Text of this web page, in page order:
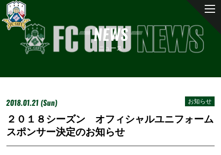
NEWS
ニュース
2018.01.21 (Sun) お知らせ
２０１８シーズン オフィシャルユニフォーム
スポンサー決定のお知らせ